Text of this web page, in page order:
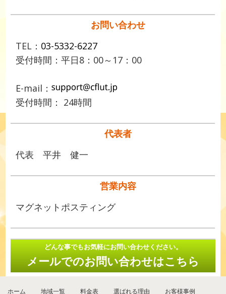
お問い合わせ
TEL： 03-5332-6227
受付時間：平日8：00～17：00
E-mail：
受付時間： 24時間
代表者
代表 平井 健一
営業内容
マグネットポスティング
どんな事でもお気軽にお問い合わせください。
メールでのお問い合わせはこちら
ホーム 地域一覧 料金表 選ばれる理由 お客様事例